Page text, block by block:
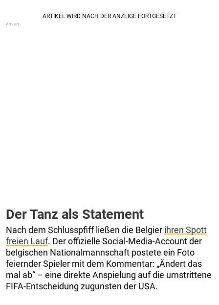
Der Tanz als Statement
Nach dem Schlusspfiff ließen die Belgier ihren Spott
freien Lauf. Der offizielle Social-Media-Account der
belgischen Nationalmannschaft postete ein Foto
feiernder Spieler mit dem Kommentar: „Ändert das
mal ab“ – eine direkte Anspielung auf die umstrittene
FIFA-Entscheidung zugunsten der USA.